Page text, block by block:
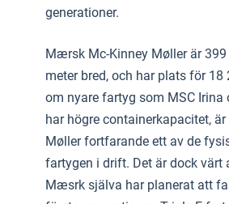
generationer.
Mærsk Mc-Kinney Møller är 399
meter bred, och har plats för 18
om nyare fartyg som MSC Irina
har högre containerkapacitet,
Møller fortfarande ett av de
fartygen i drift. Det är dock värt
Mæsrk själva har planerat att